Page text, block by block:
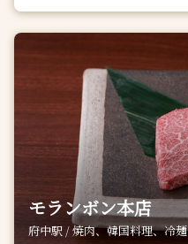
モランボン本店
府中駅 / 焼肉、韓国料理、冷麺